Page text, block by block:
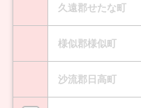
久遠郡せたな町
様似郡様似町
沙流郡日高町